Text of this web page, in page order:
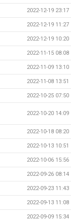
2022-12-19 23:17
2022-12-19 11:27
2022-12-19 10:20
2022-11-15 08:08
2022-11-09 13:10
2022-11-08 13:51
2022-10-25 07:50
2022-10-20 14:09
2022-10-18 08:20
2022-10-13 10:51
2022-10-06 15:56
2022-09-26 08:14
2022-09-23 11:43
2022-09-13 11:08
2022-09-09 15:34